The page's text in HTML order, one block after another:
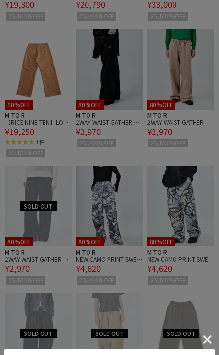
ELLE TROUSERS UNISEX
¥19,800
2BUY10%OFF
ROUSERS
¥20,790
2BUY10%OFF
MEN
¥33,000
2BUY10%OFF
50%OFF
M TO R
【RICE NINE TEN】LOVE
LY CORDUROY PANTS
¥19,250
1件
2BUY10%OFF
80%OFF
M TO R
2WAY WAIST GATHER CO
RD PANTS UNISEX (SETU
P対応)
¥2,970
2BUY10%OFF
80%OFF
M TO R
2WAY WAIST GATHER CO
RD PANTS UNISEX (SETU
P対応)
¥2,970
2BUY10%OFF
80%OFF
M TO R
2WAY WAIST GATHER CO
RD PANTS UNISEX (SETU
P対応)
¥2,970
2BUY10%OFF
80%OFF
M TO R
NEW CAMO PRINT SWEA
T PANTS
¥4,620
2BUY10%OFF
80%OFF
M TO R
NEW CAMO PRINT SWEA
T PANTS
¥4,620
2BUY10%OFF